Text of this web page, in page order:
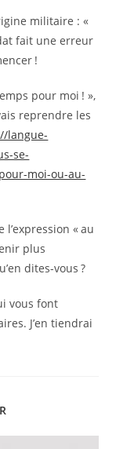
militaire : «
fait une erreur
!
pour moi ! »,
reprendre les
langue-
se-
moi-ou-au-
« au
plus
dites-vous ?
vous font
J’en tiendrai